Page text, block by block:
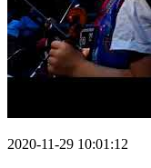
2020-11-29 10:01:12